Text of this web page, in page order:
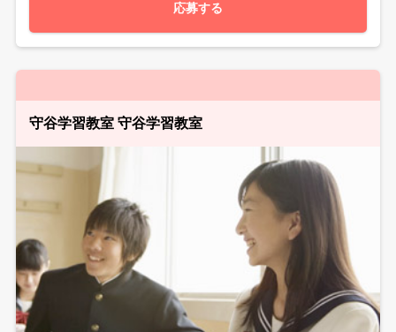
応募する
守谷学習教室 守谷学習教室